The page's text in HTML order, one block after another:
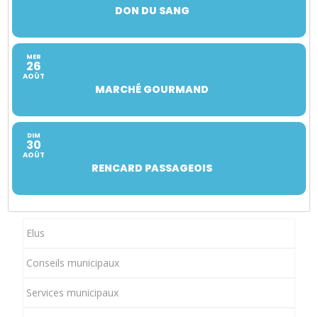
DON DU SANG
MER
26
AOÛT
MARCHÉ GOURMAND
DIM
30
AOÛT
RENCARD PASSAGEOIS
Elus
Conseils municipaux
Services municipaux